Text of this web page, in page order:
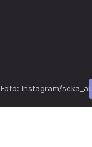
Foto: Instagram/